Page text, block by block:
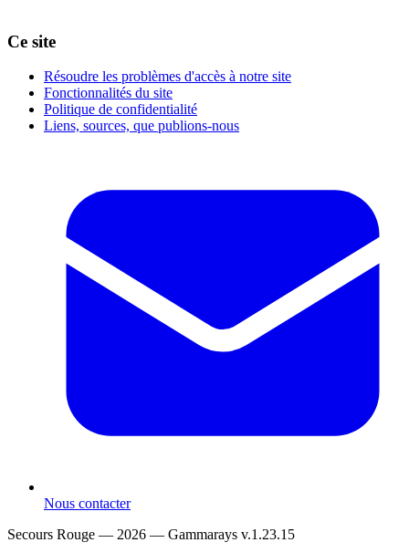
Ce site
Résoudre les problèmes d'accès à notre site
Fonctionnalités du site
Politique de confidentialité
Liens, sources, que publions-nous
Nous contacter
Secours Rouge — 2026 — Gammarays v.1.23.15